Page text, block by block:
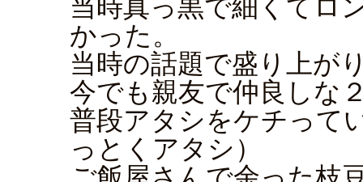
当時真っ黒で細くてロ
かった。
当時の話題で盛り上が
今でも親友で仲良しな
普段アタシをケチって
っとくアタシ）